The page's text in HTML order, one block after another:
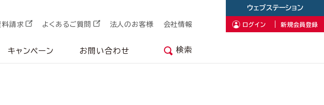
料請求 よくあるご質問 法人のお客様 会社情報
キャンペーン お問い合わせ 検索
ウェブステーション
ログイン 新規会員登録